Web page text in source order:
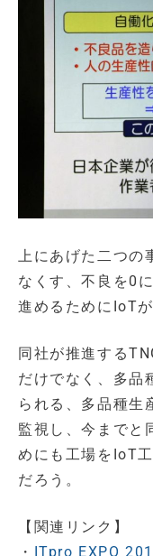
上にあげた二つの
なくす、不良を0
進めるためにIoT
同社が推進する
だけでなく、多品
られる、多品種生
監視し、今までと
めにも工場をIoT
だろう。
【関連リンク】
・ ITpro EXPO